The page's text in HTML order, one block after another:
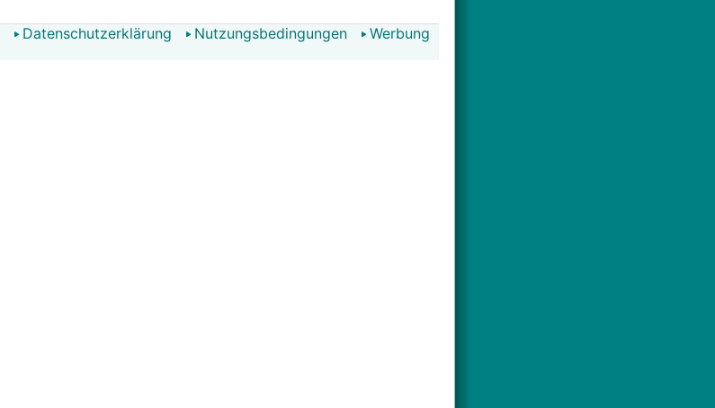
Datenschutzerklärung Nutzungsbedingungen Werbung